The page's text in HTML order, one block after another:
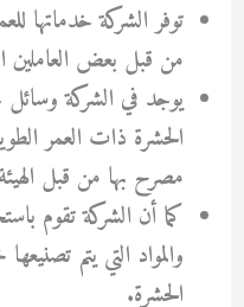
توفر الشركة خدماتها
من قبل بعض العاملين
يوجد في الشركة
الحشرة ذات العمر
مصرح بها من قبل
كما أن الشركة تقوم
والمواد التي يتم
الحشرة.